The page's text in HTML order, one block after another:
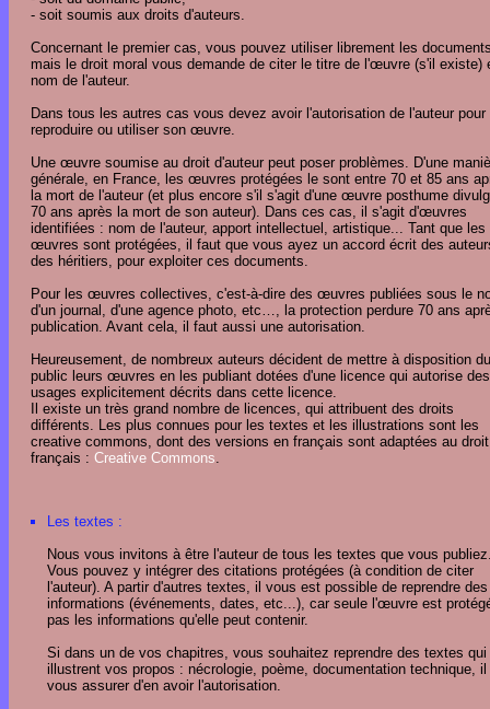
- soit soumis aux droits d'auteurs.
Concernant le premier cas, vous pouvez utiliser librement les
mais le droit moral vous demande de citer le titre de l'œuvre (s'il existe)
nom de l'auteur.
Dans tous les autres cas vous devez avoir l'autorisation de l'auteur pour
reproduire ou utiliser son œuvre.
Une œuvre soumise au droit d'auteur peut poser problèmes. D'une
générale, en France, les œuvres protégées le sont entre 70 et 85 ans
la mort de l'auteur (et plus encore s'il s'agit d'une œuvre posthume
70 ans après la mort de son auteur). Dans ces cas, il s'agit d'œuvres
identifiées : nom de l'auteur, apport intellectuel, artistique... Tant que les
œuvres sont protégées, il faut que vous ayez un accord écrit des
des héritiers, pour exploiter ces documents.
Pour les œuvres collectives, c'est-à-dire des œuvres publiées sous le
d'un journal, d'une agence photo, etc…, la protection perdure 70 ans
publication. Avant cela, il faut aussi une autorisation.
Heureusement, de nombreux auteurs décident de mettre à disposition du
public leurs œuvres en les publiant dotées d'une licence qui autorise des
usages explicitement décrits dans cette licence.
Il existe un très grand nombre de licences, qui attribuent des droits
différents. Les plus connues pour les textes et les illustrations sont les
creative commons, dont des versions en français sont adaptées au droit
français : Creative Commons
Les textes :
Nous vous invitons à être l'auteur de tous les textes que vous
Vous pouvez y intégrer des citations protégées (à condition de citer
l'auteur). A partir d'autres textes, il vous est possible de reprendre des
informations (événements, dates, etc...), car seule l'œuvre est
pas les informations qu'elle peut contenir.
Si dans un de vos chapitres, vous souhaitez reprendre des textes qui
illustrent vos propos : nécrologie, poème, documentation technique,
vous assurer d'en avoir l'autorisation.